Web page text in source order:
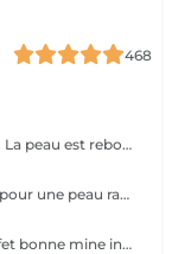
468
Ce soin anti age permet de raffermir, lisser. La peau est reboostée .Le rides et cernes sont atténuées
Un soin hydratant intence et sublimateur, pour une peau rayonnante. La peau retrouve toute sa sourplesse et son éclat
Ce un soin court et dynamique pour un effet bonne mine instantané.